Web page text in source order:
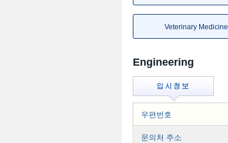
Veterinary Medicine
Engineering
우편번호
문의처 주소